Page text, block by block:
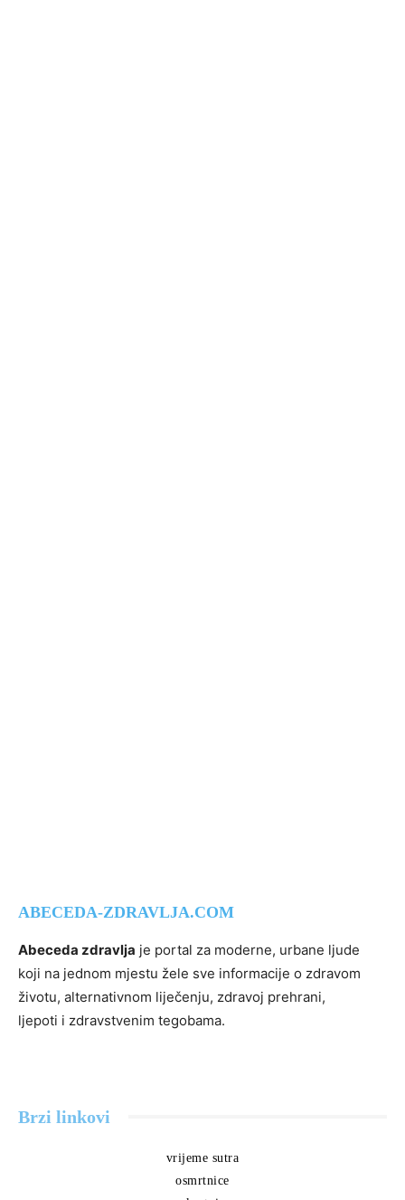
ABECEDA-ZDRAVLJA.COM
Abeceda zdravlja je portal za moderne, urbane ljude
koji na jednom mjestu žele sve informacije o zdravom
životu, alternativnom liječenju, zdravoj prehrani,
ljepoti i zdravstvenim tegobama.
Brzi linkovi
vrijeme sutra
osmrtnice